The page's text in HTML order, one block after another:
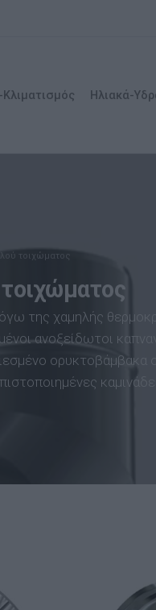
Ηλιακά-
τοιχώματος
της χαμηλής
ανοξείδωτοι
ορυκτοβάμβακα